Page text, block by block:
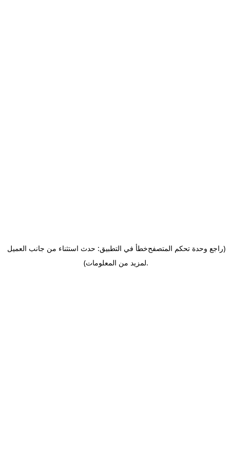
خطأ في التطبيق: حدث استثناء من جانب العميل(راجع وحدة تحكم المتصفح
لمزيد من المعلومات).